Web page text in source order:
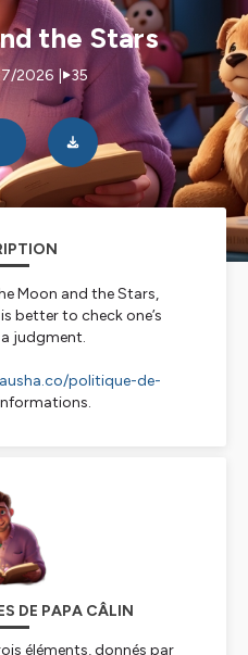
the Stars
2026 35
Moon and the Stars,
better to check one’s
judgment.
ausha.co/politique-de-
DE PAPA CÂLIN
éléments, donnés par